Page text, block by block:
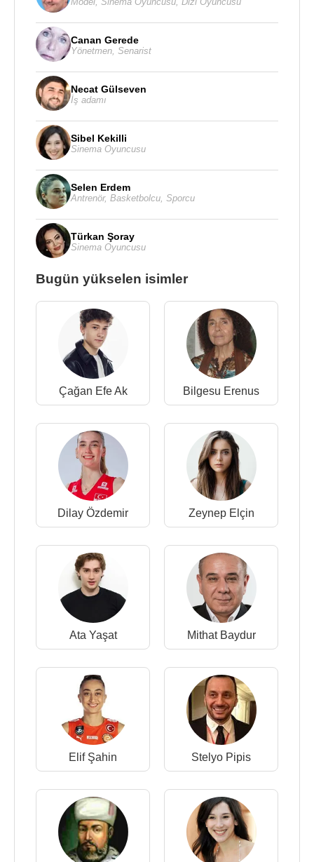
Canan Gerede
Yönetmen, Senarist
Necat Gülseven
İş adamı
Sibel Kekilli
Sinema Oyuncusu
Selen Erdem
Antrenör, Basketbolcu, Sporcu
Türkan Şoray
Sinema Oyuncusu
Bugün yükselen isimler
Çağan Efe Ak Bilgesu Erenus
Dilay Özdemir Zeynep Elçin
Ata Yaşat Mithat Baydur
Elif Şahin Stelyo Pipis